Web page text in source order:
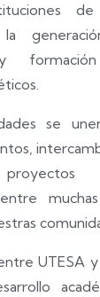
se
entre
UTESA